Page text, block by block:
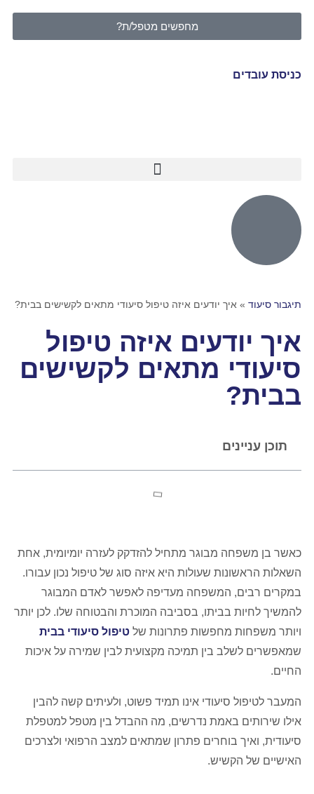
מחפשים מטפל/ת?
כניסת עובדים
תיגבור סיעוד » איך יודעים איזה טיפול סיעודי מתאים לקשישים בבית?
איך יודעים איזה טיפול
סיעודי מתאים לקשישים
בבית?
תוכן עניינים
כאשר בן משפחה מבוגר מתחיל להזדקק לעזרה יומיומית, אחת
השאלות הראשונות שעולות היא איזה סוג של טיפול נכון עבורו.
במקרים רבים, המשפחה מעדיפה לאפשר לאדם המבוגר
להמשיך לחיות בביתו, בסביבה המוכרת והבטוחה שלו. לכן יותר
ויותר משפחות מחפשות פתרונות של טיפול סיעודי בבית
שמאפשרים לשלב בין תמיכה מקצועית לבין שמירה על איכות
החיים.
המעבר לטיפול סיעודי אינו תמיד פשוט, ולעיתים קשה להבין
אילו שירותים באמת נדרשים, מה ההבדל בין מטפל למטפלת
סיעודית, ואיך בוחרים פתרון שמתאים למצב הרפואי ולצרכים
האישיים של הקשיש.